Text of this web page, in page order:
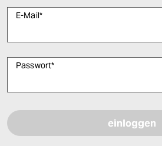
E-Mail*
Passwort*